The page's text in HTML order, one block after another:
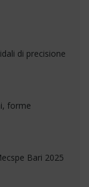
di precisione
forme
Bari 2025